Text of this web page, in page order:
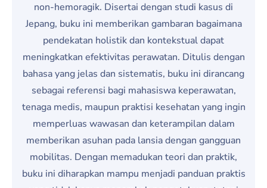
non-hemoragik. Disertai dengan studi kasus di
Jepang, buku ini memberikan gambaran bagaimana
pendekatan holistik dan kontekstual dapat
meningkatkan efektivitas perawatan. Ditulis dengan
bahasa yang jelas dan sistematis, buku ini dirancang
sebagai referensi bagi mahasiswa keperawatan,
tenaga medis, maupun praktisi kesehatan yang ingin
memperluas wawasan dan keterampilan dalam
memberikan asuhan pada lansia dengan gangguan
mobilitas. Dengan memadukan teori dan praktik,
buku ini diharapkan mampu menjadi panduan praktis